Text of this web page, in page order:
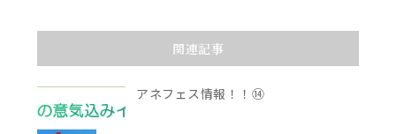
関連記事
アネフェス情報！！⑭